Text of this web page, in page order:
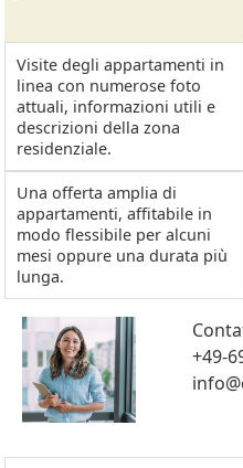
Visite degli appartamenti in
linea con numerose foto
attuali, informazioni utili e
descrizioni della zona
residenziale.
Una offerta amplia di
appartamenti, affitabile in
modo flessibile per alcuni
mesi oppure una durata più
lunga.
+49-